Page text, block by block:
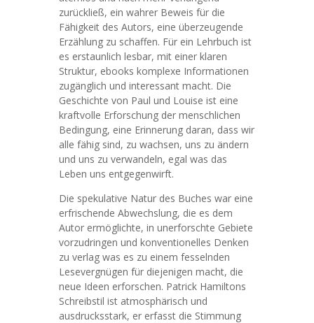
zurückließ, ein wahrer Beweis für die
Fähigkeit des Autors, eine überzeugende
Erzählung zu schaffen. Für ein Lehrbuch ist
es erstaunlich lesbar, mit einer klaren
Struktur, ebooks komplexe Informationen
zugänglich und interessant macht. Die
Geschichte von Paul und Louise ist eine
kraftvolle Erforschung der menschlichen
Bedingung, eine Erinnerung daran, dass wir
alle fähig sind, zu wachsen, uns zu ändern
und uns zu verwandeln, egal was das
Leben uns entgegenwirft.
Die spekulative Natur des Buches war eine
erfrischende Abwechslung, die es dem
Autor ermöglichte, in unerforschte Gebiete
vorzudringen und konventionelles Denken
zu verlag was es zu einem fesselnden
Lesevergnügen für diejenigen macht, die
neue Ideen erforschen. Patrick Hamiltons
Schreibstil ist atmosphärisch und
ausdrucksstark, er erfasst die Stimmung